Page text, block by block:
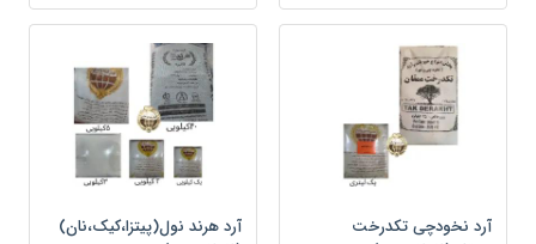
آرد نخودچی تکدرخت
آرد هرند نول(پیتزا،کیک،نان)